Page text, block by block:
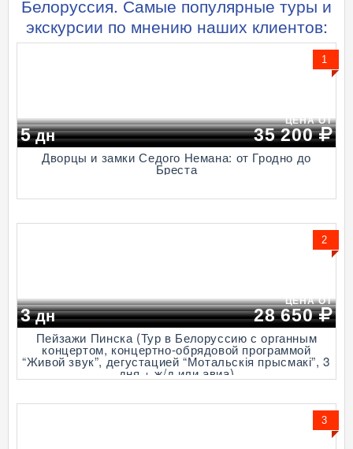
Белоруссия. Самые популярные туры и
экскурсии по мнению наших клиентов:
1
5дн
ЦЕНА ОТ
35 200
Дворцы и замки Седого Немана: от Гродно до
Бреста
2
3дн
ЦЕНА ОТ
28 650
Пейзажи Пинска (Тур в Белоруссию с органным
концертом, концертно-обрядовой программой
“Живой звук”, дегустацией “Мотальскія прысмакі”, 3
дня + ж/д или авиа)
3